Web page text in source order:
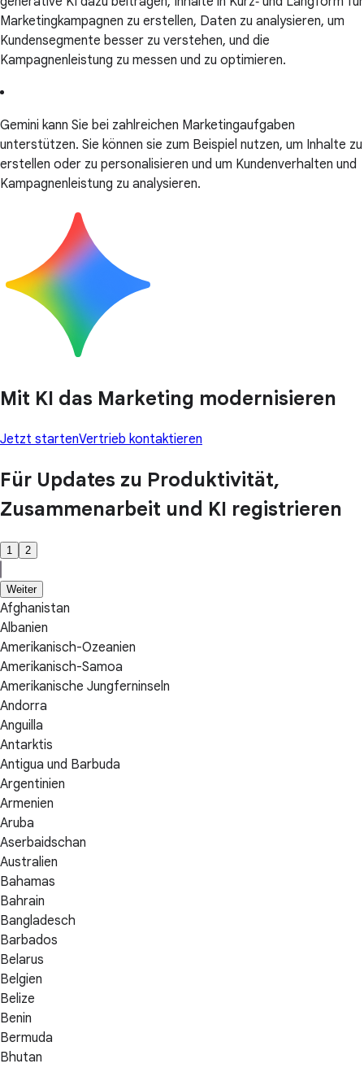
Marketingkampagnen zu erstellen, Daten zu analysieren, um
Kundensegmente besser zu verstehen, und die
Kampagnenleistung zu messen und zu optimieren.
Gemini kann Sie bei zahlreichen Marketingaufgaben
unterstützen. Sie können sie zum Beispiel nutzen, um Inhalte zu
erstellen oder zu personalisieren und um Kundenverhalten und
Kampagnenleistung zu analysieren.
Mit KI das Marketing modernisieren
Jetzt startenVertrieb kontaktieren
Für Updates zu Produktivität,
Zusammenarbeit und KI registrieren
1 2
Weiter
Afghanistan
Albanien
Amerikanisch-Ozeanien
Amerikanisch-Samoa
Amerikanische Jungferninseln
Andorra
Anguilla
Antarktis
Antigua und Barbuda
Argentinien
Armenien
Aruba
Aserbaidschan
Australien
Bahamas
Bahrain
Bangladesch
Barbados
Belarus
Belgien
Belize
Benin
Bermuda
Bhutan